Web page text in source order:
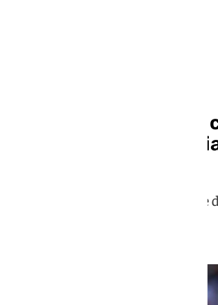
Vinícius y Haaland se
los octavos del
Brasil y Noruega se enfrentan este